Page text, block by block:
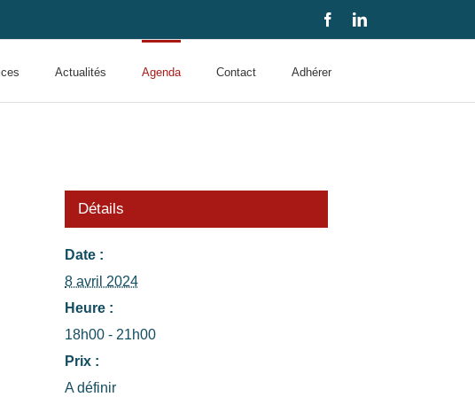
FacebookLinkedIn
Actualités Agenda Contact Adhérer
Détails
Date :
8 avril 2024
Heure :
18h00 - 21h00
Prix :
A définir